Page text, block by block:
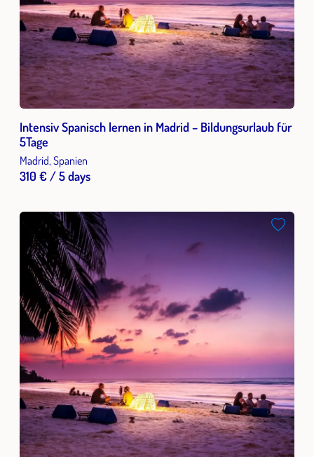
Intensiv Spanisch lernen in Madrid – Bildungsurlaub für
5Tage
Madrid, Spanien
310 € / 5 days